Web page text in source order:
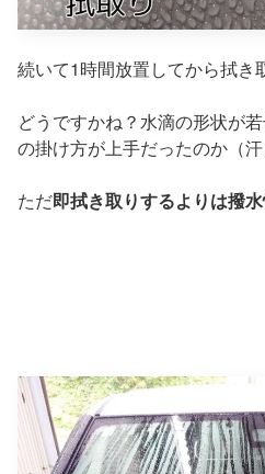
続いて1時間放置してから拭き
どうですかね？水滴の形状が
の掛け方が上手だったのか（汗
ただ即拭き取りするよりは撥